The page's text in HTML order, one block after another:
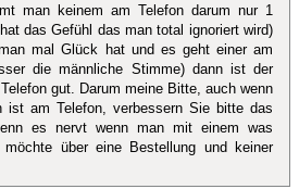
man keinem am Telefon darum nur 1
das Gefühl das man total ignoriert wird)
mal Glück hat und es geht einer am
die männliche Stimme) dann ist der
gut. Darum meine Bitte, auch wenn
ist am Telefon, verbessern Sie bitte das
es nervt wenn man mit einem was
möchte über eine Bestellung und keiner